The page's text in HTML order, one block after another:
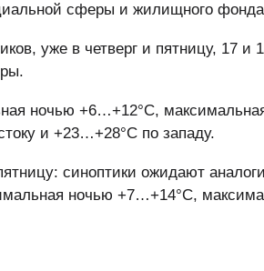
сферы и жилищного
уже в четверг и пятницу, 17 и
ночью +6…+12°С,
и +23…+28°C по западу.
синоптики ожидают
ночью +7…+14°С,